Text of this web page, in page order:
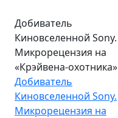
Добиватель
Киновселенной Sony.
Микрорецензия на
«Крэйвена-охотника»
Добиватель
Киновселенной Sony.
Микрорецензия на